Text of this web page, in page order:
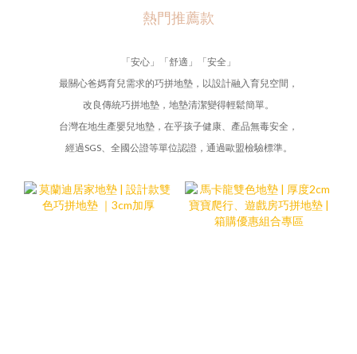
熱門推薦款
「安心」「舒適」「安全」
最關心爸媽育兒需求的巧拼地墊，以設計融入育兒空間，
改良傳統巧拼地墊，地墊清潔變得輕鬆簡單。
台灣在地生產嬰兒地墊，在乎孩子健康、產品無毒安全，
經過SGS、全國公證等單位認證，通過歐盟檢驗標準。